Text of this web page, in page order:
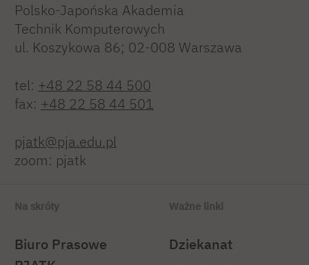
Polsko-Japońska Akademia
Technik Komputerowych
ul. Koszykowa 86; 02-008 Warszawa
tel: +48 22 58 44 500
fax: +48 22 58 44 501
pjatk@pja.edu.pl
zoom: pjatk
Na skróty
Biuro Prasowe
Ważne linki
Dziekanat